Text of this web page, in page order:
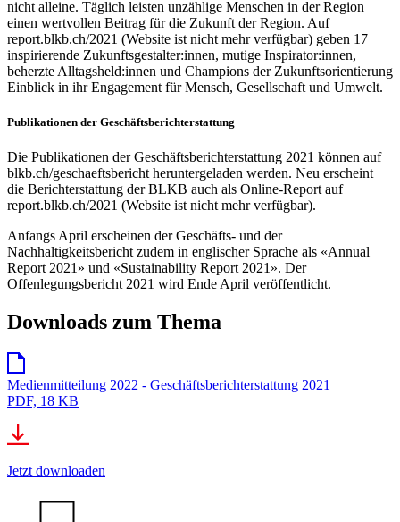
nicht alleine. Täglich leisten unzählige Menschen in der Region
einen wertvollen Beitrag für die Zukunft der Region. Auf
report.blkb.ch/2021 (Website ist nicht mehr verfügbar) geben 17
inspirierende Zukunftsgestalter:innen, mutige Inspirator:innen,
beherzte Alltagsheld:innen und Champions der Zukunftsorientierung
Einblick in ihr Engagement für Mensch, Gesellschaft und Umwelt.
Publikationen der Geschäftsberichterstattung
Die Publikationen der Geschäftsberichterstattung 2021 können auf
blkb.ch/geschaeftsbericht heruntergeladen werden. Neu erscheint
die Berichterstattung der BLKB auch als Online-Report auf
report.blkb.ch/2021 (Website ist nicht mehr verfügbar).
Anfangs April erscheinen der Geschäfts- und der
Nachhaltigkeitsbericht zudem in englischer Sprache als «Annual
Report 2021» und «Sustainability Report 2021». Der
Offenlegungsbericht 2021 wird Ende April veröffentlicht.
Downloads zum Thema
Medienmitteilung 2022 - Geschäftsberichterstattung 2021
PDF, 18 KB
Jetzt downloaden